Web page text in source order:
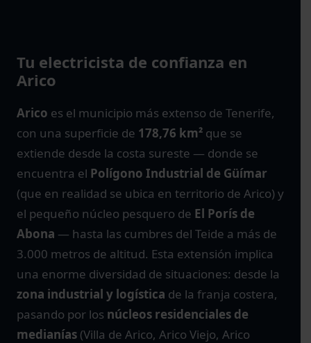
Tu electricista de confianza en
Arico
Arico es el municipio más extenso de Tenerife,
con una superficie de 178,76 km² que se
extiende desde la costa sureste — donde se
encuentra el Polígono Industrial de Güímar
(que en realidad se ubica en territorio de Arico) y
el pequeño núcleo pesquero de El Porís de
Abona — hasta las cumbres del Teide a más de
3.000 metros de altitud. Esta extensión implica
una enorme diversidad de situaciones: desde la
zona industrial y logística de la franja costera,
pasando por los núcleos residenciales de
medianías (Villa de Arico, Arico Viejo, Arico